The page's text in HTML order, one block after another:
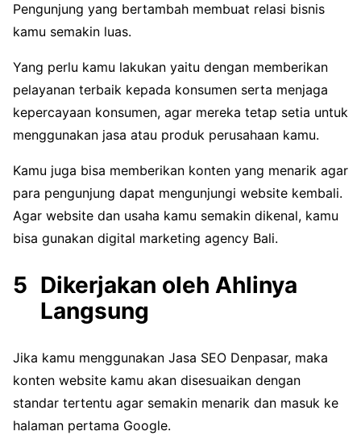
Pengunjung yang bertambah membuat relasi bisnis
kamu semakin luas.
Yang perlu kamu lakukan yaitu dengan memberikan
pelayanan terbaik kepada konsumen serta menjaga
kepercayaan konsumen, agar mereka tetap setia untuk
menggunakan jasa atau produk perusahaan kamu.
Kamu juga bisa memberikan konten yang menarik agar
para pengunjung dapat mengunjungi website kembali.
Agar website dan usaha kamu semakin dikenal, kamu
bisa gunakan digital marketing agency Bali.
Dikerjakan oleh Ahlinya
Langsung
Jika kamu menggunakan Jasa SEO Denpasar, maka
konten website kamu akan disesuaikan dengan
standar tertentu agar semakin menarik dan masuk ke
halaman pertama Google.